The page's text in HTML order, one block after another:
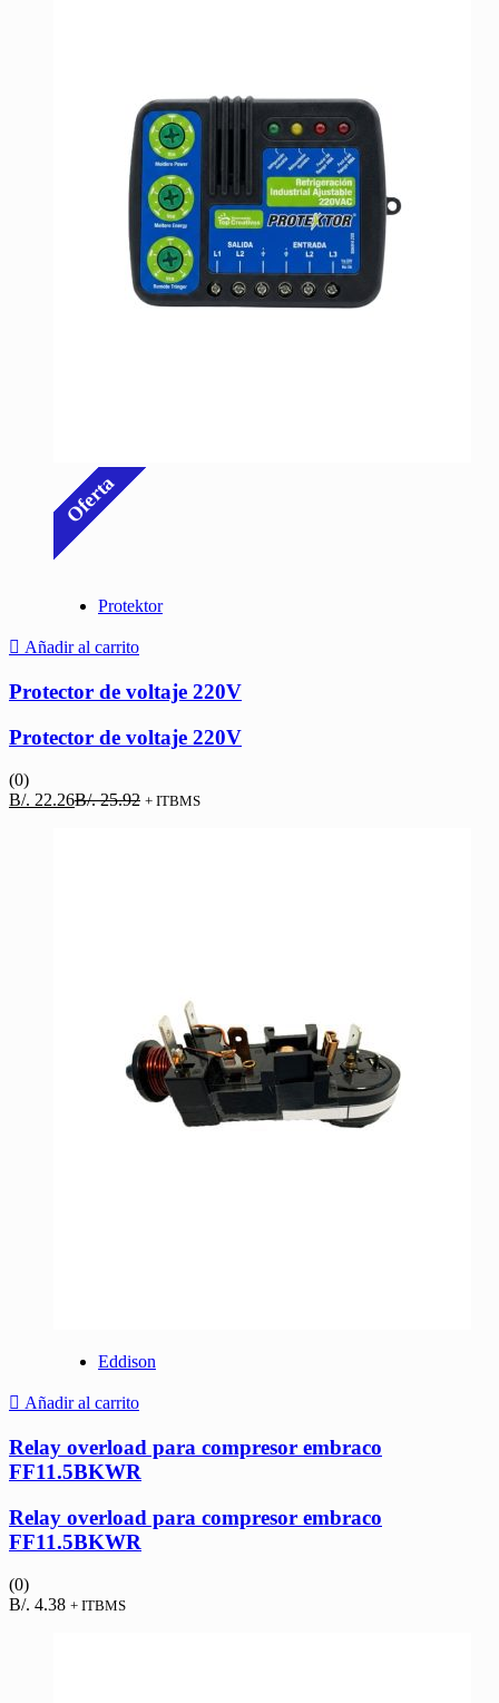
Oferta
Protektor
Añadir al carrito
Protector de voltaje 220V
Protector de voltaje 220V
(0)
B/. 22.26El
B/.25.92 El
+ ITBMS
Eddison
Añadir al carrito
Relay overload para compresor embraco
FF11.5BKWR
Relay overload para compresor embraco
FF11.5BKWR
(0)
B/. 4.38 + ITBMS